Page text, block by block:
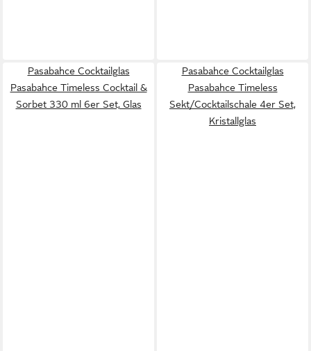
Pasabahce Cocktailglas
Pasabahce Timeless Cocktail &
Sorbet 330 ml 6er Set, Glas
Pasabahce Cocktailglas
Pasabahce Timeless
Sekt/Cocktailschale 4er Set,
Kristallglas